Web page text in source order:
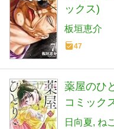
ックス)
板垣恵介
47
薬屋のひ
コミック
日向夏 ね